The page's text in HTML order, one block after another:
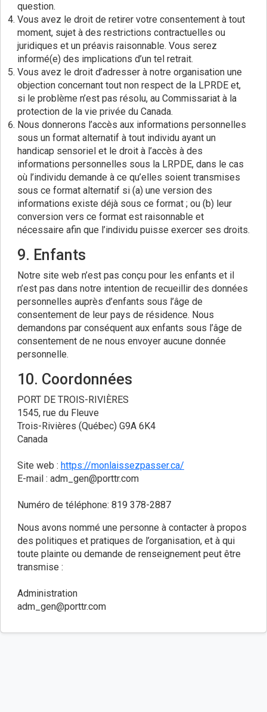
question.
Vous avez le droit de retirer votre consentement à tout
moment, sujet à des restrictions contractuelles ou
juridiques et un préavis raisonnable. Vous serez
informé(e) des implications d’un tel retrait.
Vous avez le droit d’adresser à notre organisation une
objection concernant tout non respect de la LPRDE et,
si le problème n’est pas résolu, au Commissariat à la
protection de la vie privée du Canada.
Nous donnerons l’accès aux informations personnelles
sous un format alternatif à tout individu ayant un
handicap sensoriel et le droit à l’accès à des
informations personnelles sous la LRPDE, dans le cas
où l’individu demande à ce qu’elles soient transmises
sous ce format alternatif si (a) une version des
informations existe déjà sous ce format ; ou (b) leur
conversion vers ce format est raisonnable et
nécessaire afin que l’individu puisse exercer ses droits.
9. Enfants
Notre site web n’est pas conçu pour les enfants et il
n’est pas dans notre intention de recueillir des données
personnelles auprès d’enfants sous l’âge de
consentement de leur pays de résidence. Nous
demandons par conséquent aux enfants sous l’âge de
consentement de ne nous envoyer aucune donnée
personnelle.
10. Coordonnées
PORT DE TROIS-RIVIÈRES
1545, rue du Fleuve
Trois-Rivières (Québec) G9A 6K4
Canada
Site web : https://monlaissezpasser.ca/
E-mail : adm_gen@porttr.com
Numéro de téléphone: 819 378-2887
Nous avons nommé une personne à contacter à propos
des politiques et pratiques de l’organisation, et à qui
toute plainte ou demande de renseignement peut être
transmise :
Administration
adm_gen@porttr.com